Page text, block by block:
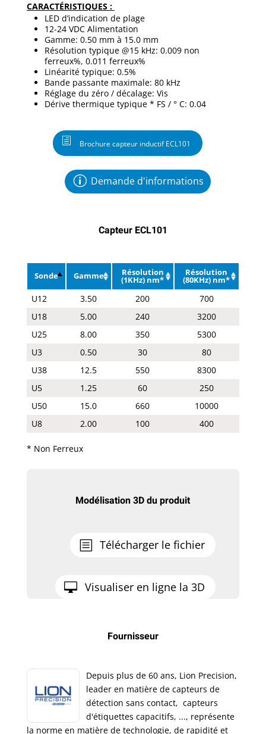
CARACTÉRISTIQUES :
LED d’indication de plage
12-24 VDC Alimentation
Gamme: 0.50 mm à 15.0 mm
Résolution typique @15 kHz: 0.009 non
ferreux%, 0.011 ferreux%
Linéarité typique: 0.5%
Bande passante maximale: 80 kHz
Réglage du zéro / décalage: Vis
Dérive thermique typique * FS / ° C: 0.04
Brochure capteur inductif ECL101
Demande d'informations
Capteur ECL101
Sonde Gamme Résolution
(1KHz) nm*
Résolution
(80KHz) nm*
U12 3.50 200
700
U18
5.00 240
3200
U25
8.00 350
5300
U3
0.50 30
80
U38
12.5 550
8300
U5
1.25 60
250
U50
15.0 660
10000
U8
2.00 100 400
* Non Ferreux
Modélisation 3D du produit
Télécharger le fichier
Visualiser en ligne la 3D
Fournisseur
Depuis plus de 60 ans, Lion Precision,
leader en matière de capteurs de
détection sans contact, capteurs
d'étiquettes capacitifs, ..., représente
la norme en matière de technologie, de rapidité et